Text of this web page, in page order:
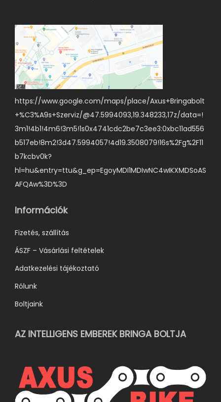
https://www.google.com/maps/place/Axus+Bringabolt
+%C3%A9s+Szerviz/@47.5994093,19.348233,17z/data=!
3m1!4b1!4m6!3m5!1s0x4741cdc2be7c3ee3:0xbc11ad556
b517eb!8m2!3d47.5994057!4d19.3508079!16s%2Fg%2F11
b7kcbv0k?
hl=hu&entry=ttu&g_ep=EgoyMDI1MDIwNC4wIKXMDSoAS
AFQAw%3D%3D
Információk
Fizetés, szállítás
ÁSZF – Vásárlási feltételek
Adatkezelési tájékoztató
Rólunk
Boltjaink
AZ INTELLIGENS EMBEREK BRINGA BOLTJA